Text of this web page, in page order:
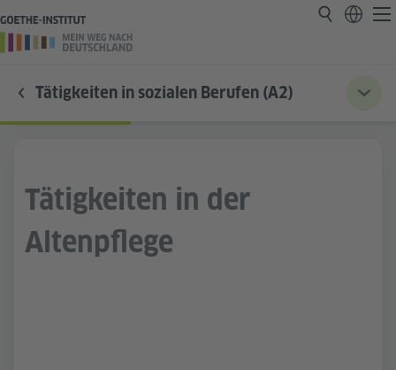
Tätigkeiten in sozialen Berufen (A2)
Tätigkeiten in der
Altenpflege